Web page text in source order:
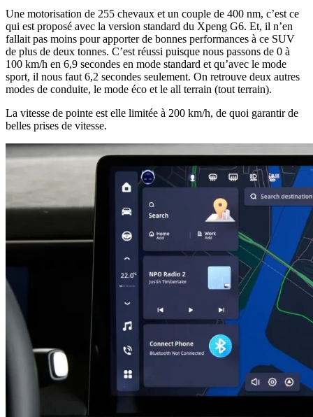
Une motorisation de 255 chevaux et un couple de 400 nm, c’est ce
qui est proposé avec la version standard du Xpeng G6. Et, il n’en
fallait pas moins pour apporter de bonnes performances à ce SUV
de plus de deux tonnes. C’est réussi puisque nous passons de 0 à
100 km/h en 6,9 secondes en mode standard et qu’avec le mode
sport, il nous faut 6,2 secondes seulement. On retrouve deux autres
modes de conduite, le mode éco et le all terrain (tout terrain).
La vitesse de pointe est elle limitée à 200 km/h, de quoi garantir de
belles prises de vitesse.